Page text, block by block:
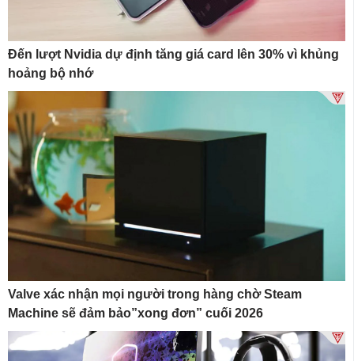
Đến lượt Nvidia dự định tăng giá card lên 30% vì khủng
hoảng bộ nhớ
Valve xác nhận mọi người trong hàng chờ Steam
Machine sẽ đảm bảo”xong đơn” cuối 2026